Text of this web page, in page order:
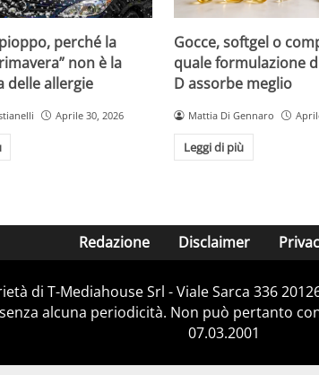
perché la
non è la
delle allergie
Aprile 30, 2026
Gocce, softgel o
quale formulazione
D assorbe meglio
Mattia Di Gennaro
Leggi di più
Redazione Disclaimer
di T-Mediahouse Srl - Viale Sarca 336
alcuna periodicità. Non può pertanto
07.03.2001